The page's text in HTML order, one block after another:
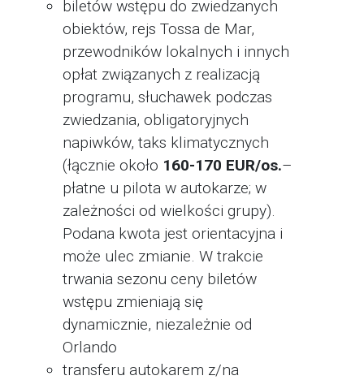
biletów wstępu do zwiedzanych
obiektów, rejs Tossa de Mar,
przewodników lokalnych i innych
opłat związanych z realizacją
programu, słuchawek podczas
zwiedzania, obligatoryjnych
napiwków, taks klimatycznych
(łącznie około 160-170 EUR/os.–
płatne u pilota w autokarze; w
zależności od wielkości grupy).
Podana kwota jest orientacyjna i
może ulec zmianie. W trakcie
trwania sezonu ceny biletów
wstępu zmieniają się
dynamicznie, niezależnie od
Orlando
transferu autokarem z/na